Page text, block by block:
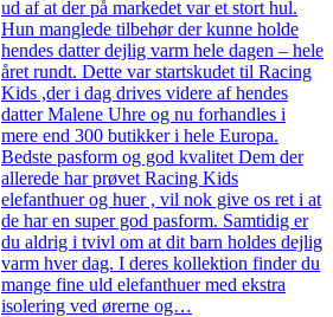
ud af at der på markedet var et stort hul.
Hun manglede tilbehør der kunne holde
hendes datter dejlig varm hele dagen – hele
året rundt. Dette var startskudet til Racing
Kids ,der i dag drives videre af hendes
datter Malene Uhre og nu forhandles i
mere end 300 butikker i hele Europa.
Bedste pasform og god kvalitet Dem der
allerede har prøvet Racing Kids
elefanthuer og huer , vil nok give os ret i at
de har en super god pasform. Samtidig er
du aldrig i tvivl om at dit barn holdes dejlig
varm hver dag. I deres kollektion finder du
mange fine uld elefanthuer med ekstra
isolering ved ørerne og…